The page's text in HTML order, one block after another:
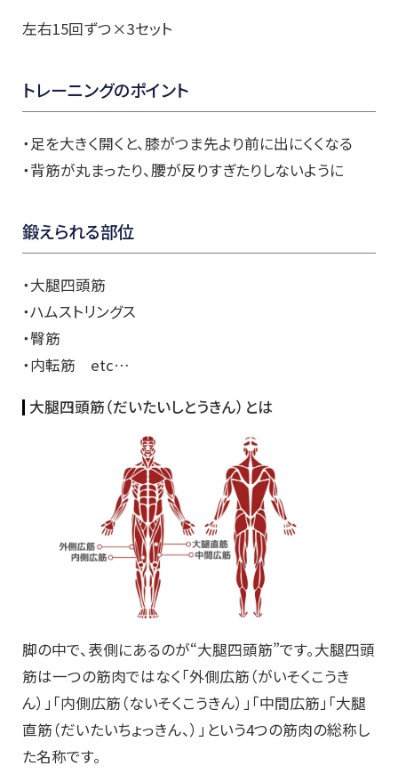
左右15回ずつ×3セット
トレーニングのポイント
・足を大きく開くと、膝がつま先より前に出にくくなる
・背筋が丸まったり、腰が反りすぎたりしないように
鍛えられる部位
・大腿四頭筋
・ハムストリングス
・臀筋
・内転筋 etc…
大腿四頭筋（だいたいしとうきん）とは
脚の中で、表側にあるのが“大腿四頭筋”です。大腿四頭
筋は一つの筋肉ではなく「外側広筋（がいそくこうき
ん）」「内側広筋（ないそくこうきん）」「中間広筋」「大腿
直筋（だいたいちょっきん、）」という4つの筋肉の総称し
た名称です。